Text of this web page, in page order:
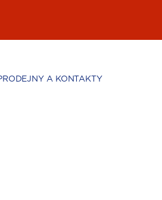
A KONTAKTY